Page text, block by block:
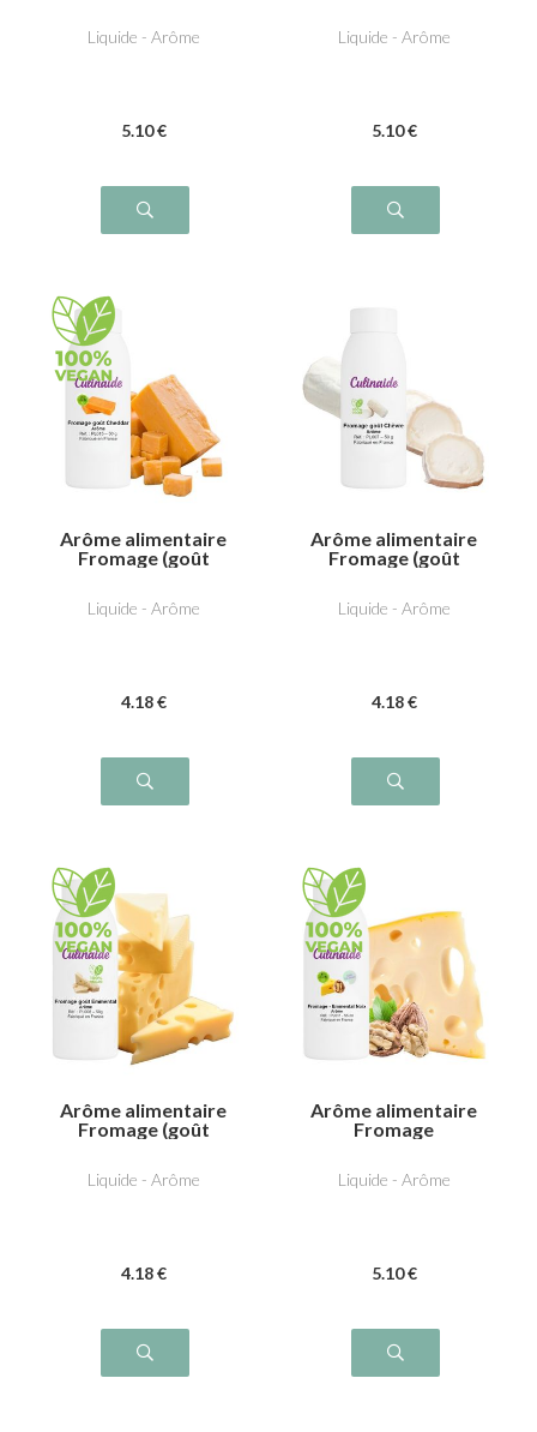
Liquide - Arôme
5.10 €
Liquide - Arôme
5.10 €
Arôme alimentaire
Fromage (goût
Liquide - Arôme
4.18 €
Arôme alimentaire
Fromage (goût
Liquide - Arôme
4.18 €
Arôme alimentaire
Fromage (goût
Liquide - Arôme
4.18 €
Arôme alimentaire
Fromage
Liquide - Arôme
5.10 €